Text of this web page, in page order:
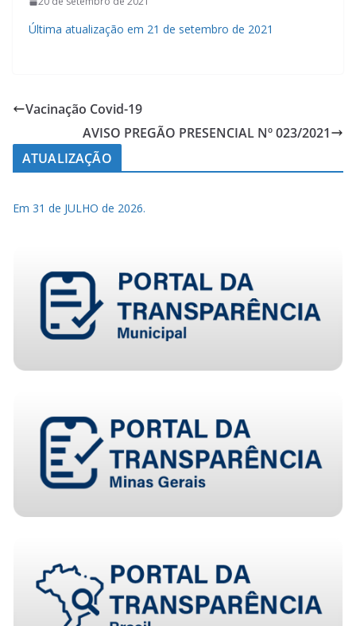
Última atualização em 21 de setembro de 2021
Vacinação Covid-19
AVISO PREGÃO PRESENCIAL Nº 023/2021
ATUALIZAÇÃO
Em 31 de JULHO de 2026.